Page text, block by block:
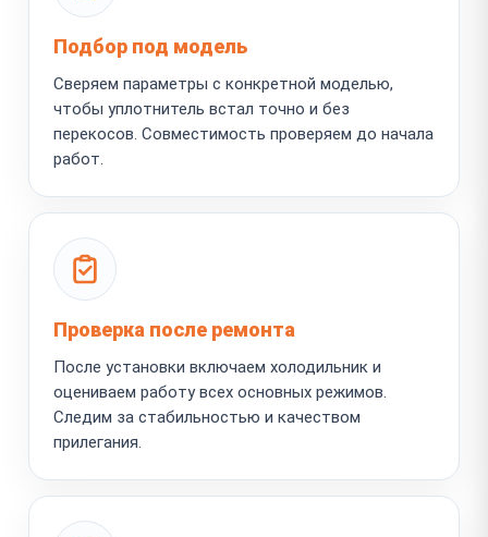
Подбор под модель
Сверяем параметры с конкретной моделью,
чтобы уплотнитель встал точно и без
перекосов. Совместимость проверяем до начала
работ.
Проверка после ремонта
После установки включаем холодильник и
оцениваем работу всех основных режимов.
Следим за стабильностью и качеством
прилегания.